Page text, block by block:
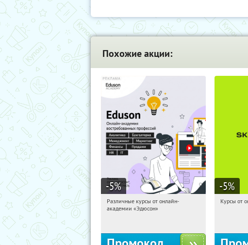
Похожие акции:
-5%
02:44:25 Получили:
Различные курсы от онлайн-
академии «Эдюсон»
-5%
Курсы от